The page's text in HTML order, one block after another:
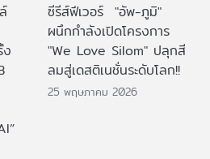
ง
ซีรีส์ฟีเวอร์ "อัพ-ภูมิ"
ผนึกกำลังเปิดโครงการ
"We Love Silom" ปลุกสี
ลมสู่เดสติเนชั่นระดับโลก!!
25 พฤษภาคม 2026